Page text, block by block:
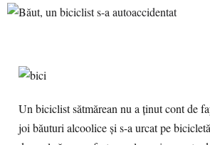
Un biciclist sătmărean nu a ţinut cont de
joi băuturi alcoolice şi s-a urcat pe